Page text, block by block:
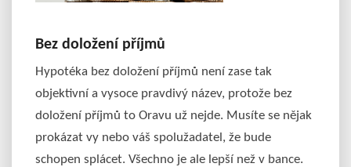
Bez doložení příjmů
Hypotéka bez doložení příjmů není zase tak
objektivní a vysoce pravdivý název, protože bez
doložení příjmů to Oravu už nejde. Musíte se nějak
prokázat vy nebo váš spolužadatel, že bude
schopen splácet. Všechno je ale lepší než v bance.